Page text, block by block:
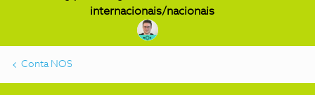
internacionais/nacionais
Conta NOS